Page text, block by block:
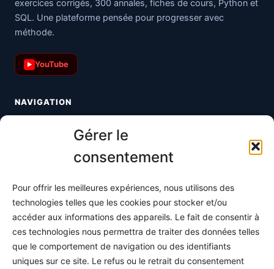
Gérer le
consentement
Pour offrir les meilleures expériences, nous utilisons des
technologies telles que les cookies pour stocker et/ou
accéder aux informations des appareils. Le fait de consentir à
ces technologies nous permettra de traiter des données telles
que le comportement de navigation ou des identifiants
uniques sur ce site. Le refus ou le retrait du consentement
exercices corrigés, 300 annales, fiches de cours, Python et
SQL. Une plateforme pensée pour progresser avec
méthode.
▶ YouTube
NAVIGATION
Toutes les maths
S'abonner
À propos
Contact / Support
Mes publications